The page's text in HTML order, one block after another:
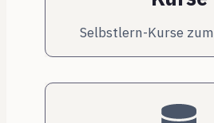
Selbstlern-Kurse